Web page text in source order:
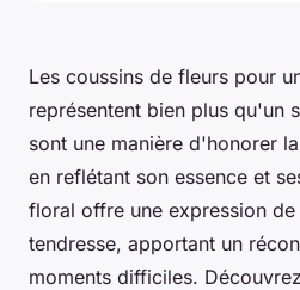
Les coussins de fleurs pour
représentent bien plus qu'un
sont une manière d'honorer
en reflétant son essence et
floral offre une expression
tendresse, apportant un
moments difficiles.